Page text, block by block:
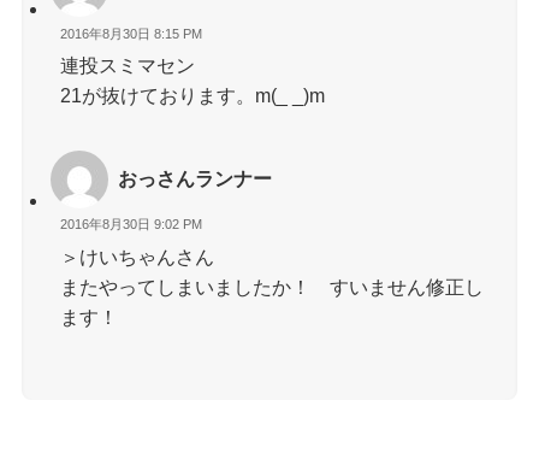
2016年8月30日 8:15 PM
連投スミマセン
21が抜けております。m(_ _)m
おっさんランナー
2016年8月30日 9:02 PM
＞けいちゃんさん
またやってしまいましたか！ すいません修正し
ます！